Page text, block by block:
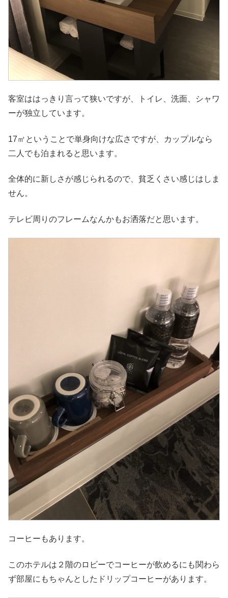
客室ははっきり言って狭いですが、トイレ、洗面、シャワ
ーが独立しています。
17㎡ということで単身向けな広さですが、カップルなら
二人でも泊まれると思います。
全体的に新しさが感じられるので、貧乏くさい感じはしま
せん。
テレビ周りのフレームなんかもお洒落だと思います。
コーヒーもあります。
このホテルは２階のロビーでコーヒーが飲めるにも関わら
ず部屋にもちゃんとしたドリップコーヒーがあります。